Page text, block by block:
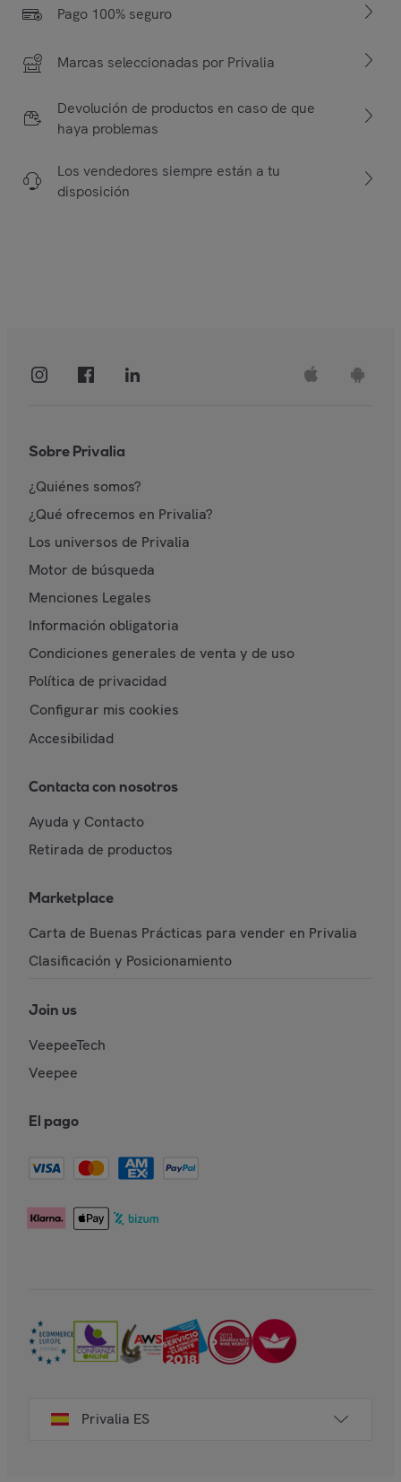
Pago 100% seguro
Marcas seleccionadas por Privalia
Devolución de productos en caso de que
haya problemas
Los vendedores siempre están a tu
disposición
Sobre Privalia
¿Quiénes somos?
¿Qué ofrecemos en Privalia?
Los universos de Privalia
Motor de búsqueda
Menciones Legales
Información obligatoria
Condiciones generales de venta y de uso
Política de privacidad
Configurar mis cookies
Accesibilidad
Contacta con nosotros
Ayuda y Contacto
Retirada de productos
Marketplace
Carta de Buenas Prácticas para vender en Privalia
Clasificación y Posicionamiento
Join us
VeepeeTech
Veepee
El pago
Privalia ES